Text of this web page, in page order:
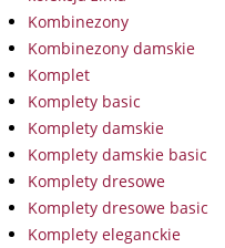
Kombinezony
Kombinezony damskie
Komplet
Komplety basic
Komplety damskie
Komplety damskie basic
Komplety dresowe
Komplety dresowe basic
Komplety eleganckie